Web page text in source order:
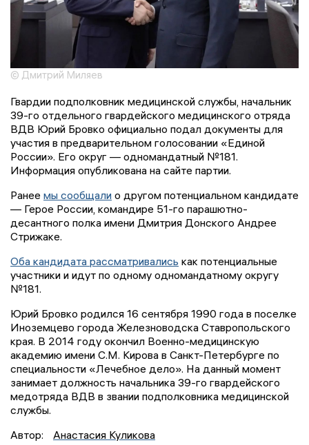
© Дмитрий Миляев
Гвардии подполковник медицинской службы, начальник
39-го отдельного гвардейского медицинского отряда
ВДВ Юрий Бровко официально подал документы для
участия в предварительном голосовании «Единой
России». Его округ — одномандатный №181.
Информация опубликована на сайте партии.
Ранее мы сообщали о другом потенциальном кандидате
— Герое России, командире 51-го парашютно-
десантного полка имени Дмитрия Донского Андрее
Стрижаке.
Оба кандидата рассматривались как потенциальные
участники и идут по одному одномандатному округу
№181.
Юрий Бровко родился 16 сентября 1990 года в поселке
Иноземцево города Железноводска Ставропольского
края. В 2014 году окончил Военно-медицинскую
академию имени С.М. Кирова в Санкт-Петербурге по
специальности «Лечебное дело». На данный момент
занимает должность начальника 39-го гвардейского
медотряда ВДВ в звании подполковника медицинской
службы.
Автор:
Анастасия Куликова